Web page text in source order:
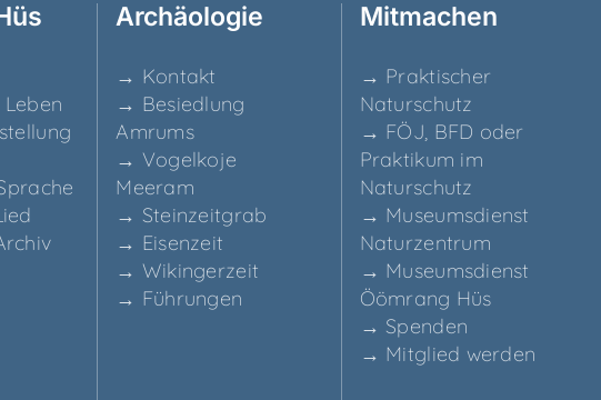
Archäo­lo­gie
→ Kon­takt
→ Besied­lung
Amrums
→ Vogel­ko­je
Meeram
→ Stein­zeit­grab
→ Eisen­zeit
→ Wikin­ger­zeit
→ Füh­run­gen
Mit­ma­chen
→ Prak­ti­scher
Naturschutz
→ FÖJ, BFD oder
Prak­ti­kum im
Naturschutz
→ Muse­ums­dienst
Naturzentrum
→ Muse­ums­dienst
Ööm­rang Hüs
→ Spen­den
→ Mit­glied werden